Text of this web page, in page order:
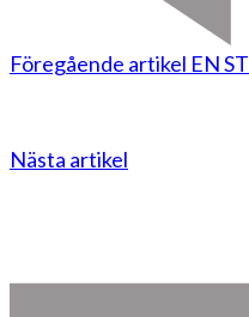
Föregående artikel EN
Nästa artikel